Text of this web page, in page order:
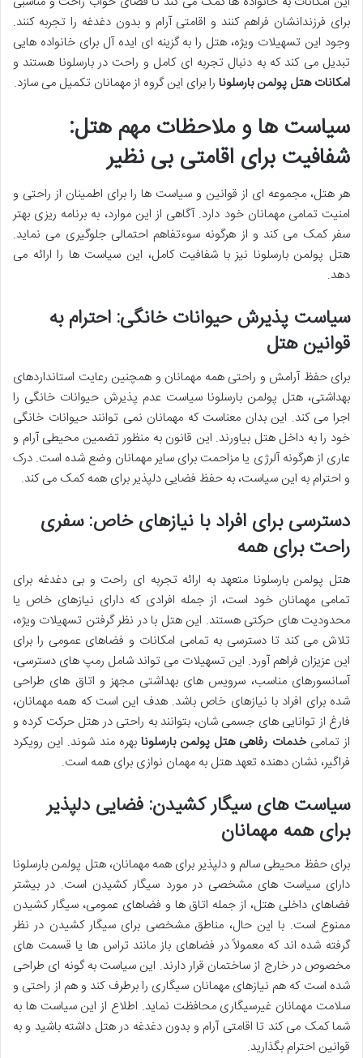
برای فرزندانشان فراهم کنند و اقامتی آرام و بدون دغدغه را تجربه کنند.
وجود این تسهیلات ویژه، هتل را به گزینه ای ایده آل برای خانواده هایی
تبدیل می کند که به دنبال تجربه ای کامل و راحت در بارسلونا هستند و
امکانات هتل پولمن بارسلونا را برای این گروه از مهمانان تکمیل می سازد.
سیاست ها و ملاحظات مهم هتل:
شفافیت برای اقامتی بی نظیر
هر هتل، مجموعه ای از قوانین و سیاست ها را برای اطمینان از راحتی و
امنیت تمامی مهمانان خود دارد. آگاهی از این موارد، به برنامه ریزی بهتر
سفر کمک می کند و از هرگونه سوءتفاهم احتمالی جلوگیری می نماید.
هتل پولمن بارسلونا نیز با شفافیت کامل، این سیاست ها را ارائه می
دهد.
سیاست پذیرش حیوانات خانگی: احترام به
قوانین هتل
برای حفظ آرامش و راحتی همه مهمانان و همچنین رعایت استانداردهای
بهداشتی، هتل پولمن بارسلونا سیاست عدم پذیرش حیوانات خانگی را
اجرا می کند. این بدان معناست که مهمانان نمی توانند حیوانات خانگی
خود را به داخل هتل بیاورند. این قانون به منظور تضمین محیطی آرام و
عاری از هرگونه آلرژی یا مزاحمت برای سایر مهمانان وضع شده است. درک
و احترام به این سیاست، به حفظ فضایی دلپذیر برای همه کمک می کند.
دسترسی برای افراد با نیازهای خاص: سفری
راحت برای همه
هتل پولمن بارسلونا متعهد به ارائه تجربه ای راحت و بی دغدغه برای
تمامی مهمانان خود است، از جمله افرادی که دارای نیازهای خاص یا
محدودیت های حرکتی هستند. این هتل با در نظر گرفتن تسهیلات ویژه،
تلاش می کند تا دسترسی به تمامی امکانات و فضاهای عمومی را برای
این عزیزان فراهم آورد. این تسهیلات می تواند شامل رمپ های دسترسی،
آسانسورهای مناسب، سرویس های بهداشتی مجهز و اتاق های طراحی
شده برای افراد با نیازهای خاص باشد. هدف این است که همه مهمانان،
فارغ از توانایی های جسمی شان، بتوانند به راحتی در هتل حرکت کرده و
از تمامیخدمات رفاهی هتل پولمن بارسلونا بهره مند شوند. این رویکرد
فراگیر، نشان دهنده تعهد هتل به مهمان نوازی برای همه است.
سیاست های سیگار کشیدن: فضایی دلپذیر
برای همه مهمانان
برای حفظ محیطی سالم و دلپذیر برای همه مهمانان، هتل پولمن بارسلونا
دارای سیاست های مشخصی در مورد سیگار کشیدن است. در بیشتر
فضاهای داخلی هتل، از جمله اتاق ها و فضاهای عمومی، سیگار کشیدن
ممنوع است. با این حال، مناطق مشخصی برای سیگار کشیدن در نظر
گرفته شده اند که معمولاً در فضاهای باز مانند تراس ها یا قسمت های
مخصوص در خارج از ساختمان قرار دارند. این سیاست به گونه ای طراحی
شده است که هم نیازهای مهمانان سیگاری را برطرف کند و هم از راحتی و
سلامت مهمانان غیرسیگاری محافظت نماید. اطلاع از این سیاست ها به
شما کمک می کند تا اقامتی آرام و بدون دغدغه در هتل داشته باشید و به
قوانین احترام بگذارید.